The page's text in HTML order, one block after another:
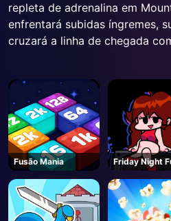
repleta de adrenalina em
enfrentará subidas íngremes,
cruzará a linha de chegada
Fusão Mania
Friday Night
- Unblocked
Online